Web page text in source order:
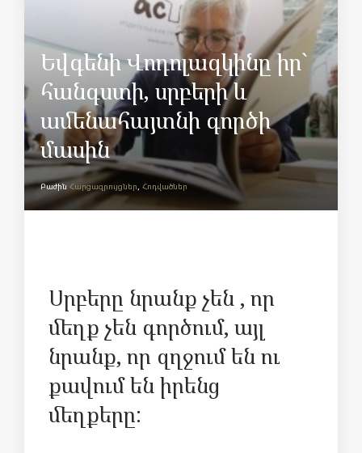
Եվգենի Վոդոլազկինը իր`
հանգստի, սրբերի և
ամենահայտնի գործի
մասին
Բաժին Հարցազրույցներ, Հոդվածներ
Սրբերը նրանք չեն , որ
մեղք չեն գործում, այլ
նրանք, որ զղջում են ու
քավում են իրենց
մեղքերը: